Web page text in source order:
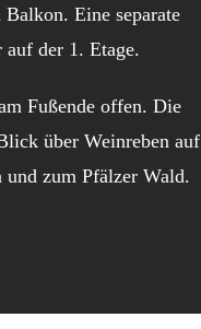
Eine separate
der 1. Etage.
Fußende offen. Die
über Weinreben auf
und zum Pfälzer Wald.